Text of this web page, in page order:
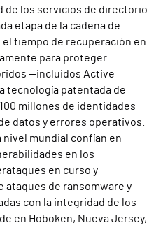
de los servicios de directorio
etapa de la cadena de
tiempo de recuperación en
para proteger
—incluidos Active
tecnología patentada de
millones de identidades
datos y errores operativos.
nivel mundial confían en
en los
en curso y
ataques de ransomware y
con la integridad de los
en Hoboken, Nueva Jersey,